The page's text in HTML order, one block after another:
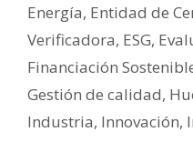
Energía, Entidad de
Verificadora, ESG,
Financiación
Gestión de calidad,
Industria, Innovación,